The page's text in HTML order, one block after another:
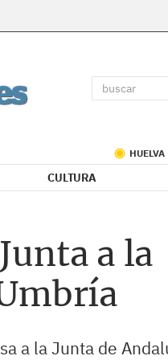
HUELVA
CULTURA
a la
a la Junta de